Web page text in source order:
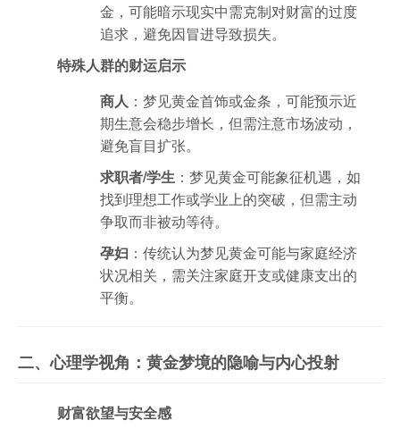
金，可能暗示现实中需克制对财富的过度
追求，避免因冒进导致损失。
特殊人群的财运启示
商人 ：梦见黄金首饰或金条，可能预示近
期生意会稳步增长，但需注意市场波动，
避免盲目扩张。
求职者/学生 ：梦见黄金可能象征机遇，如
找到理想工作或学业上的突破，但需主动
争取而非被动等待。
孕妇 ：传统认为梦见黄金可能与家庭经济
状况相关，需关注家庭开支或健康支出的
平衡。
二、心理学视角：黄金梦境的隐喻与内心投射
财富欲望与安全感